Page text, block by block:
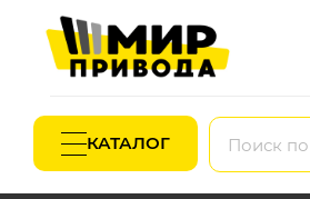
КАТАЛОГ